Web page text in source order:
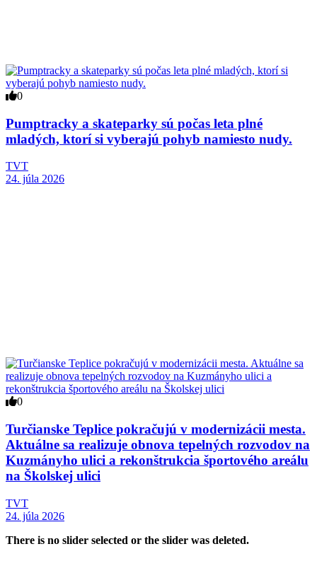
0
Pumptracky a skateparky sú počas leta plné
mladých, ktorí si vyberajú pohyb namiesto nudy.
TVT
24. júla 2026
0
Turčianske Teplice pokračujú v modernizácii mesta.
Aktuálne sa realizuje obnova tepelných rozvodov na
Kuzmányho ulici a rekonštrukcia športového areálu
na Školskej ulici
TVT
24. júla 2026
There is no slider selected or the slider was deleted.